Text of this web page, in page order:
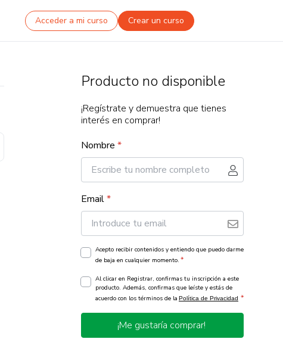
Acceder a mi curso Crear un curso
Producto no disponible
¡Regístrate y demuestra que tienes
interés en comprar!
Nombre *
Email*
Acepto recibir contenidos y entiendo que puedo darme
de baja en cualquier momento. *
Al clicar en Registrar, confirmas tu inscripción a este
producto. Además, confirmas que leíste y estás de
acuerdo con los términos de la Política de Privacidad *
¡Me gustaría comprar!